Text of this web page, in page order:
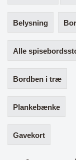
Belysning
Alle
Bordben i træ
Plankebænke
Gavekort